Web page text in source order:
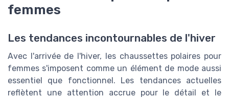
femmes
Les tendances incontournables de l'hiver
Avec l'arrivée de l'hiver, les chaussettes polaires pour
femmes s'imposent comme un élément de mode aussi
essentiel que fonctionnel. Les tendances actuelles
reflètent une attention accrue pour le détail et le